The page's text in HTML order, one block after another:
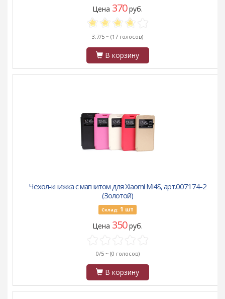
Цена 370руб.
3.7/5 ~ (17 голосов)
В корзину
Чехол-книжка с магнитом для Xiaomi Mi4S, арт.007174-2
(Золотой)
Склад: 1 шт
Цена 350руб.
0/5 ~ (0 голосов)
В корзину